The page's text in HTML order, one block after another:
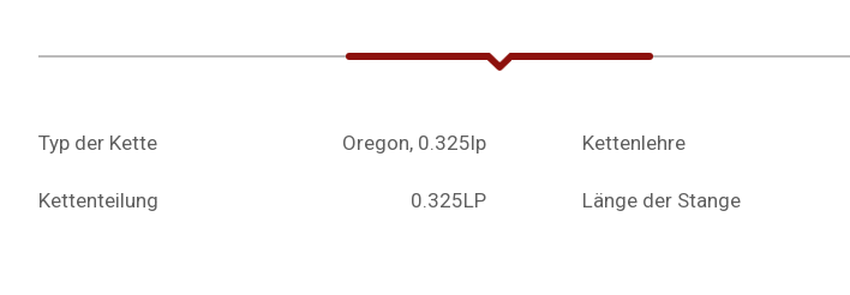
Typ der Kette Oregon, 0.325lp
Kettenteilung 0.325LP
Kettenlehre
Länge der Stange